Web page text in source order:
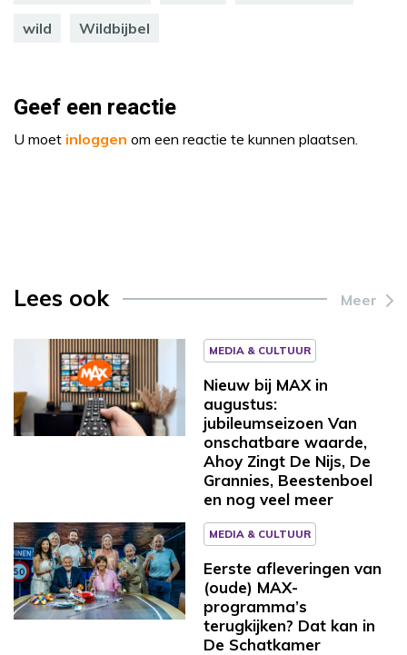
wild Wildbijbel
Geef een reactie
U moet inloggen om een reactie te kunnen plaatsen.
Lees ook Meer
MEDIA & CULTUUR
Nieuw bij MAX in
augustus:
jubileumseizoen Van
onschatbare waarde,
Ahoy Zingt De Nijs, De
Grannies, Beestenboel
en nog veel meer
MEDIA & CULTUUR
Eerste afleveringen van
(oude) MAX-
programma’s
terugkijken? Dat kan in
De Schatkamer